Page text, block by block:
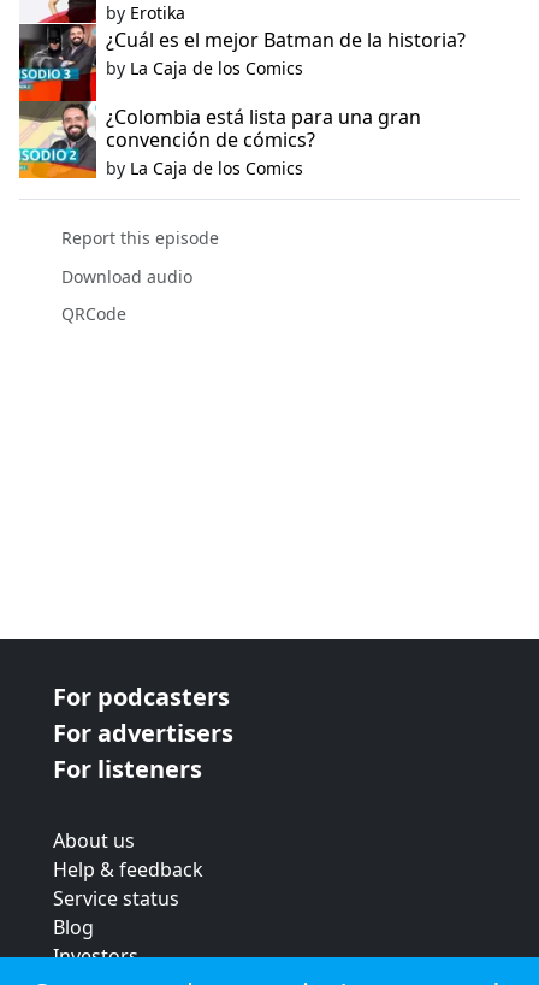
by Erotika
¿Cuál es el mejor Batman de la historia?
by La Caja de los Comics
¿Colombia está lista para una gran
convención de cómics?
by La Caja de los Comics
Report this episode
Download audio
QRCode
For podcasters
For advertisers
For listeners
About us
Help & feedback
Service status
Blog
Investors